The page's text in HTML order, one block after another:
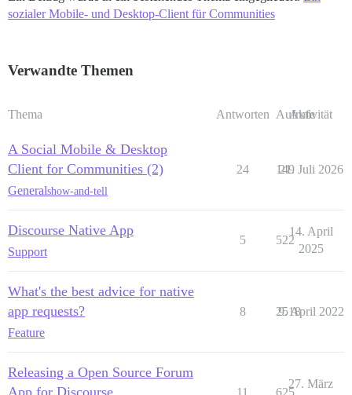
sozialer Mobile- und Desktop-Client für Communities
Verwandte Themen
Thema Antworten Aufrufe
Aktivität
A Social Mobile & Desktop
Client for Communities (2)
Generalshow-and-tell
24 149
21. Juli 2026
Discourse Native App
Support
5 522
14. April
2025
What's the best advice for native
app requests?
Feature
8 2518
9. April 2022
Releasing a Open Source Forum
27. März